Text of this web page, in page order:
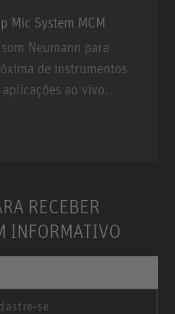
Mic System MCM
Neumann para
de instrumentos
ao vivo.
RECEBER
INFORMATIVO
se